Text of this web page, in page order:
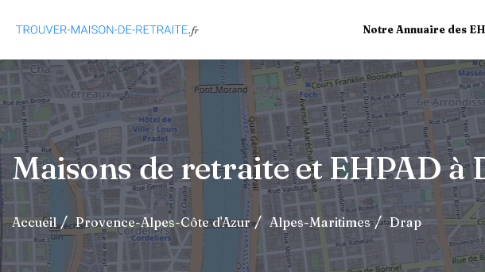
Notre Annuaire des
Maisons de retraite et EHPAD
Accueil Provence-Alpes-Côte d'Azur Alpes-Maritimes Drap